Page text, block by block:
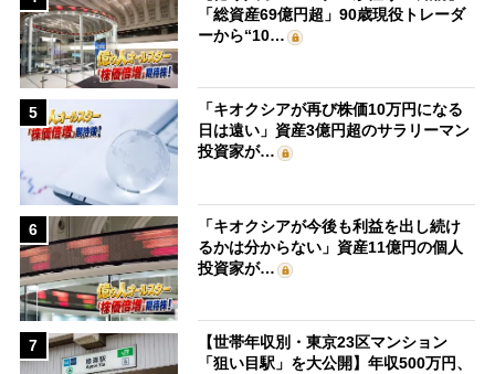
「総資産69億円超」90歳現役トレーダ
ーから“10…
5
「キオクシアが再び株価10万円になる
日は遠い」資産3億円超のサラリーマン
投資家が…
6
「キオクシアが今後も利益を出し続け
るかは分からない」資産11億円の個人
投資家が…
7
【世帯年収別・東京23区マンション
「狙い目駅」を大公開】年収500万円、